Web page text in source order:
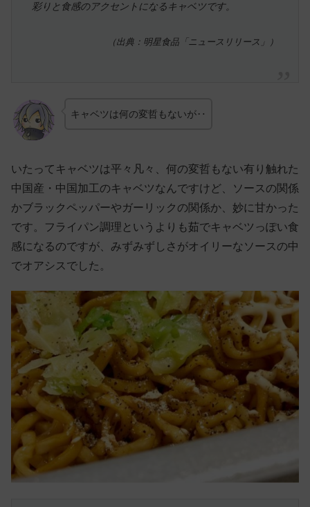
彩りと食感のアクセントになるキャベツです。
（出典：明星食品「ニュースリリース」）
キャベツは何の変哲もないが‥
いたってキャベツは平々凡々、何の変哲もない有り触れた
中国産・中国加工のキャベツなんですけど、ソースの関係
かブラックペッパーやガーリックの関係か、妙に甘かった
です。フライパン調理というよりも茹でキャベツっぽい食
感になるのですが、みずみずしさがオイリーなソースの中
でオアシスでした。